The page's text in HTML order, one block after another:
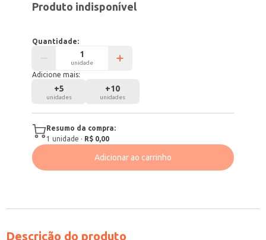
Produto indisponível
Quantidade:
unidade
Adicione mais:
+5
unidades
+10
unidades
Resumo da compra:
1 unidade · R$ 0,00
Adicionar ao carrinho
Descrição do produto